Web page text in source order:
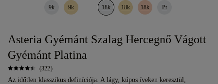
9k 9k 18k 18k 18k Pt
Asteria Gyémánt Szalag Hercegnő Vágott
Gyémánt Platina
(322)
Az időtlen klasszikus definíciója. A lágy, kúpos íveken keresztül,